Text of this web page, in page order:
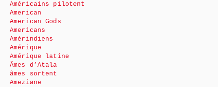
Américains pilotent
American
American Gods
Americans
Amérindiens
Amérique
Amérique latine
Âmes d’Atala
âmes sortent
Ameziane